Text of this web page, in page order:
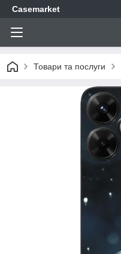
Casemarket
Товари та послуги